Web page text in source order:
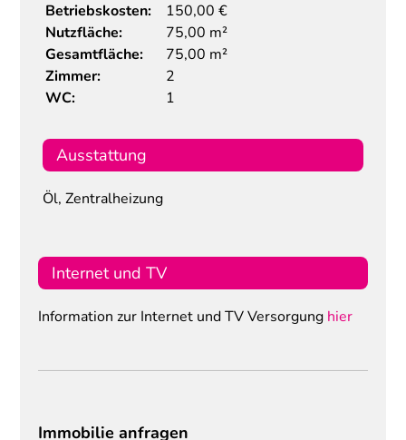
Betriebskosten:
150,00 €
Nutzfläche:
75,00 m²
Gesamtfläche:
75,00 m²
Zimmer:
2
WC:
1
Ausstattung
Öl, Zentralheizung
Internet und TV
Information zur Internet und TV Versorgung hier
Immobilie anfragen